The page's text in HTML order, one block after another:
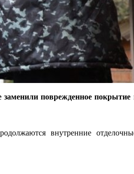
заменили поврежденное
внутренние